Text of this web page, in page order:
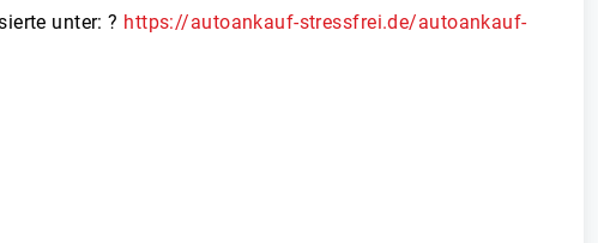
unter: ? https://autoankauf-stressfrei.de/autoankauf-